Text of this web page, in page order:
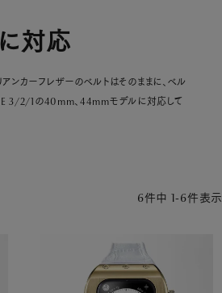
対応
カーフレザーのベルトはそのままに、ベル
3/2/1の40mm、44mmモデルに対応して
6件中 1-6件表示